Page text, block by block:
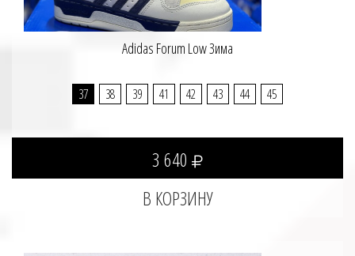
Adidas Forum Low Зима
37 38 39 41 42 43 44 45
3 640